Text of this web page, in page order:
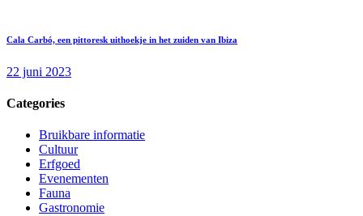
Cala Carbó, een pittoresk uithoekje in het zuiden van Ibiza
22 juni 2023
Categories
Bruikbare informatie
Cultuur
Erfgoed
Evenementen
Fauna
Gastronomie